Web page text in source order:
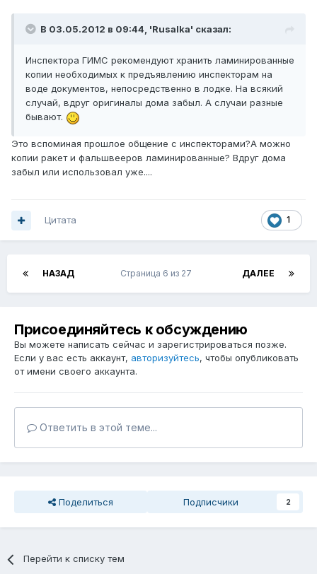
В 03.05.2012 в 09:44, 'Rusalka' сказал:
Инспектора ГИМС рекомендуют хранить ламинированные
копии необходимых к предъявлению инспекторам на
воде документов, непосредственно в лодке. На всякий
случай, вдруг оригиналы дома забыл. А случаи разные
бывают.
Это вспоминая прошлое общение с инспекторами?А можно
копии ракет и фальшвееров ламинированные? Вдруг дома
забыл или использовал уже....
1
Цитата
НАЗАД ДАЛЕЕ
Страница 6 из 27
Присоединяйтесь к обсуждению
Вы можете написать сейчас и зарегистрироваться позже.
Если у вас есть аккаунт, авторизуйтесь, чтобы опубликовать
от имени своего аккаунта.
Ответить в этой теме...
Поделиться Подписчики 2
Перейти к списку тем